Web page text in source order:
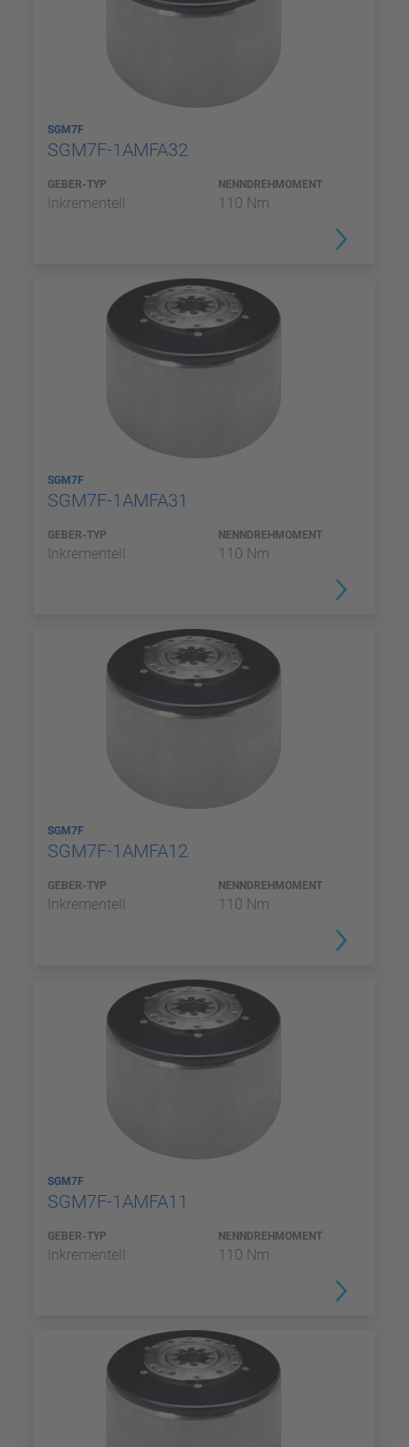
SGM7F
SGM7F-1AMFA32
GEBER-TYP
Inkrementell
NENNDREHMOMENT
110 Nm
SGM7F
SGM7F-1AMFA31
GEBER-TYP
Inkrementell
NENNDREHMOMENT
110 Nm
SGM7F
SGM7F-1AMFA12
GEBER-TYP
Inkrementell
NENNDREHMOMENT
110 Nm
SGM7F
SGM7F-1AMFA11
GEBER-TYP
Inkrementell
NENNDREHMOMENT
110 Nm